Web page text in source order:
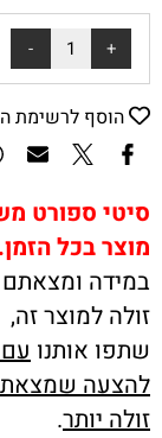
הוסף לרשימת
סיטי ספורט
מוצר בכל הזמן.
במידה
זולה למוצר זה,
שתפו אותנו עם
להצעה
זולה יותר.